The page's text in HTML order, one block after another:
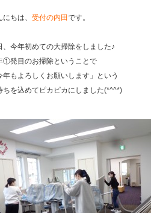
にちは、 受付の内田です。
、今年初めての大掃除をしました♪
①発目のお掃除ということで
年もよろしくお願いします」という
ちを込めてピカピカにしました(*^^*)